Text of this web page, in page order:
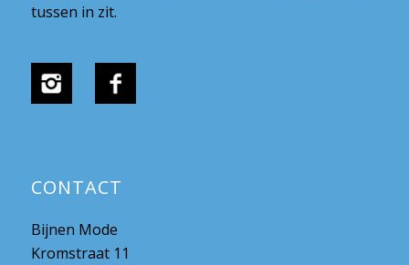
tussen in zit.
CONTACT
Bijnen Mode
Kromstraat 11